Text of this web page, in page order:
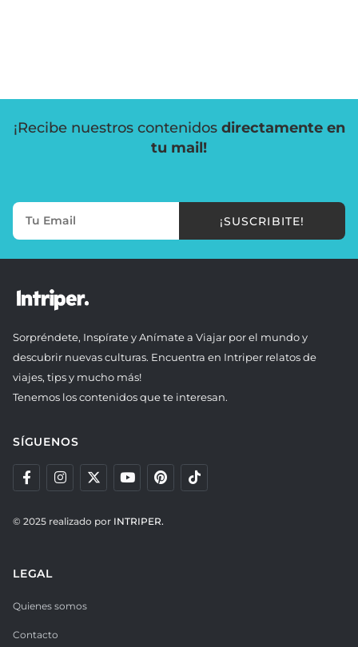
¡Recibe nuestros contenidos directamente en
tu mail!
¡SUSCRIBITE!
Sorpréndete, Inspírate y Anímate a Viajar por el mundo y
descubrir nuevas culturas. Encuentra en Intriper relatos de
viajes, tips y mucho más!
Tenemos los contenidos que te interesan.
SÍGUENOS
© 2025 realizado por INTRIPER.
LEGAL
Quienes somos
Contacto